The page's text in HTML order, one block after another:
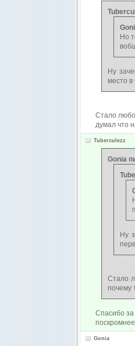
Но
Ну
место
Стало
думал что
Tuberculezz
Gonia
Ну
Стало
почему
Спасибо
Gonia